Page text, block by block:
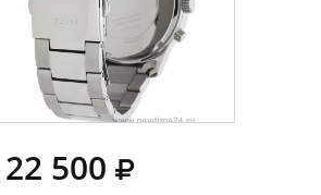
22 500